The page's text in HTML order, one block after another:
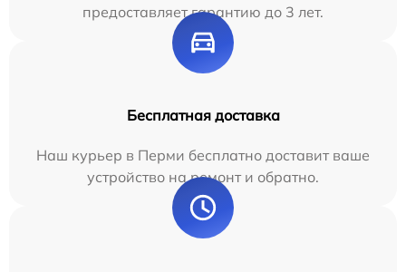
предоставляет гарантию до 3 лет.
Бесплатная доставка
Наш курьер в Перми бесплатно доставит ваше
устройство на ремонт и обратно.